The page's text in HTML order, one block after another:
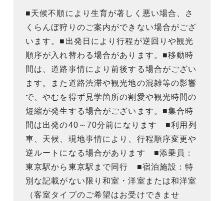
■天候不順により生育が著しく悪い場合、さ
くらんぼ狩りのご案内ができない場合がござ
います。■出発日により行程が逆回りや観光
順序が入れ替わる場合があります。■移動時
間は、道路事情により前後する場合がござい
ます。また道路渋滞や観光地の混雑等の影響
で、やむを得ず見学箇所の割愛や観光時間の
短縮が発生する場合がございます。■集合時
間は出発の40～70分前になります ■利用列
車、天候、現地事情により、行程順序変更や
逆ルートになる場合があります ■添乗員：
東京駅から東京駅まで同行 ■宿泊施設：特
別な記載がない限り和室・洋室または和洋室
（客室タイプのご希望はお受けできませ